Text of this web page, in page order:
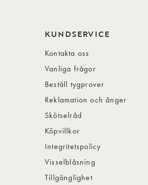
KUNDSERVICE
Kontakta oss
Vanliga frågor
Beställ tygprover
Reklamation och ånger
Skötselråd
Köpvillkor
Integritetspolicy
Visselblåsning
Tillgänglighet